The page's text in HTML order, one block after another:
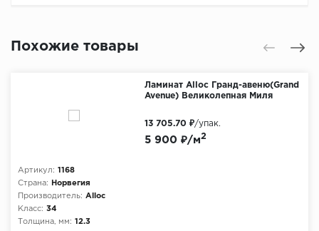
Похожие товары
Ламинат Alloc Гранд-авеню(Grand
Avenue) Великолепная Миля
Артикул: 1168
Страна:
Норвегия
Производитель: Alloc
Класс: 34
Толщина, мм: 12.3
5 900 ₽/м2
13 705.70 ₽/упак.